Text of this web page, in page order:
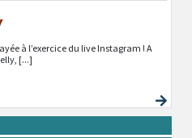
à l’exercice du live Instagram ! A
[...]